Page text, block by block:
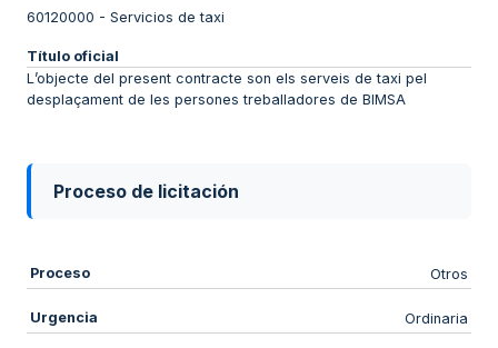
60120000 - Servicios de taxi
Título oficial
L’objecte del present contracte son els serveis de taxi pel
desplaçament de les persones treballadores de BIMSA
Proceso de licitación
Proceso Otros
Urgencia Ordinaria